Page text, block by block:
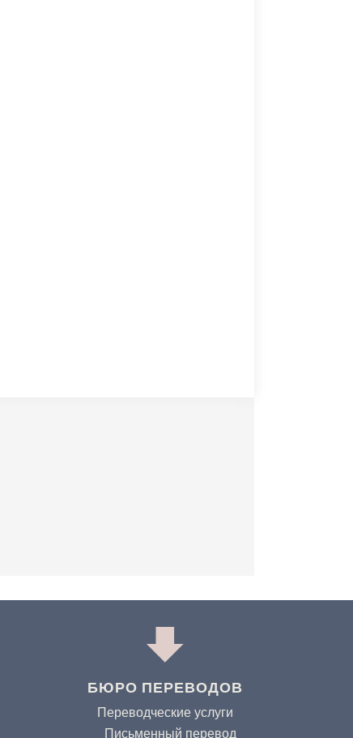
БЮРО ПЕРЕВОДОВ
Переводческие услуги
Письменный перевод